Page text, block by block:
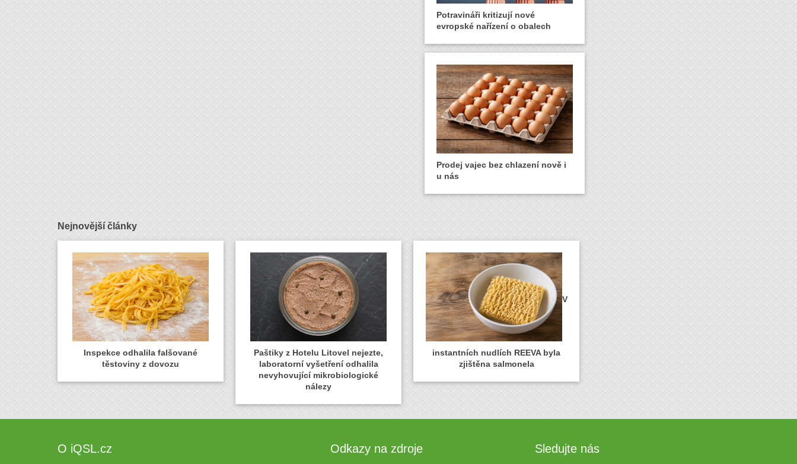
Potravináři kritizují nové
evropské nařízení o obalech
Prodej vajec bez chlazení nově i
u nás
Nejnovější články
Inspekce odhalila falšované
těstoviny z dovozu
Paštiky z Hotelu Litovel nejezte,
laboratorní vyšetření odhalila
nevyhovující mikrobiologické
nálezy
V
instantních nudlích REEVA byla
zjištěna salmonela
O iQSL.cz Odkazy na zdroje Sledujte nás